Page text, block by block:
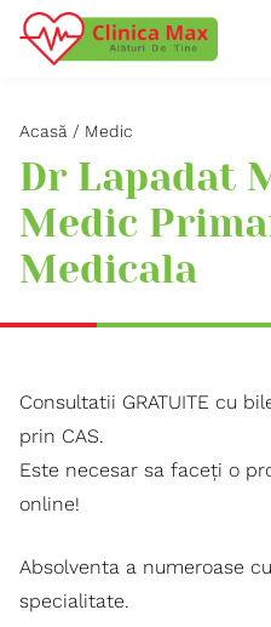
Acasă Medic
Dr Lapadat
Medic
Medicala
Consultatii GRATUITE cu
prin CAS.
Este necesar sa faceți o
online!
Absolventa a numeroase
specialitate.